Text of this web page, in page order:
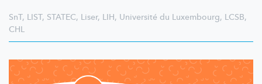
SnT, LIST, STATEC, Liser, LIH, Université du Luxembourg, LCSB,
CHL